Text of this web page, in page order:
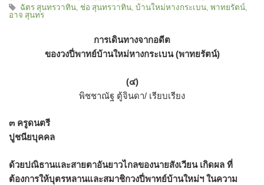
ฉัตร สุนทรวาทิน ช่อ สุนทรวาทิน บ้านใหม่หางกระเบน พาทยรัตน์
อาจ สุนทร
การเดินทางจากอดีต
ของวงปี่พาทย์บ้านใหม่หางกระเบน (พาทยรัตน์)
(๔)
พิชชาณัฐ ตู้จินดา/ เรียบเรียง
๓ ครูดนตรี
ปูชนียบุคคล
ด้วยปณิธานและสายตาอันยาวไกลของนายสังเวียน เกิดผล ที่
ต้องการให้บุตรหลานและสมาชิกวงปี่พาทย์บ้านใหม่ฯ ในความ